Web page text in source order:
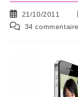
Publication
publiée :
21/10/2011
Commentaires
34